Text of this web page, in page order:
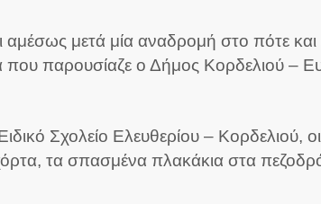
αμέσως μετά μία αναδρομή στο πότε
που παρουσίαζε ο Δήμος Κορδελιού –
Σχολείο Ελευθερίου – Κορδελιού, οι
τα σπασμένα πλακάκια στα